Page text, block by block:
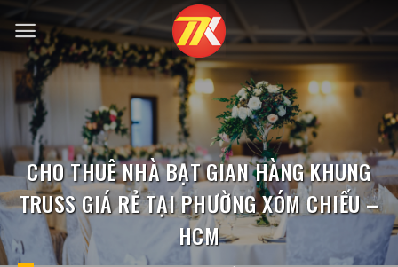
qua
nội
dung
CHO THUÊ NHÀ BẠT GIAN HÀNG KHUNG
TRUSS GIÁ RẺ TẠI PHƯỜNG XÓM CHIẾU –
HCM